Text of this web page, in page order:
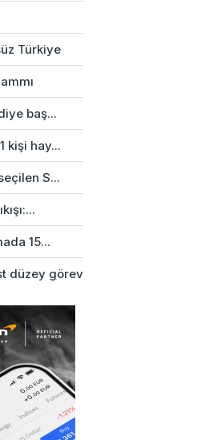
Türkiye
baş...
kişi hay...
S...
15...
düzey görev